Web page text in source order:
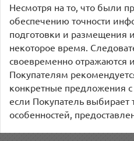
Несмотря на то, что были
обеспечению точности
подготовки и размещения
некоторое время.
своевременно отражаются
Покупателям
конкретные предложения
если Покупатель выбирает
особенностей,